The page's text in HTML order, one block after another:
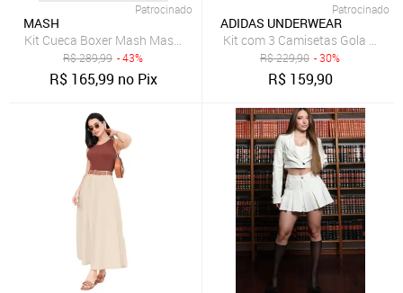
Patrocinado
MASH
Kit Cueca Boxer Mash Masculina Cintura Elástica 10 Peças Preta
R$289,99 - 43%
R$ 165,99 no Pix
Patrocinado
ADIDAS UNDERWEAR
Kit com 3 Camisetas Gola
R$229,90 - 30%
R$ 159,90